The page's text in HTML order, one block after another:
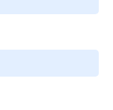
ノウハウによりお
います。